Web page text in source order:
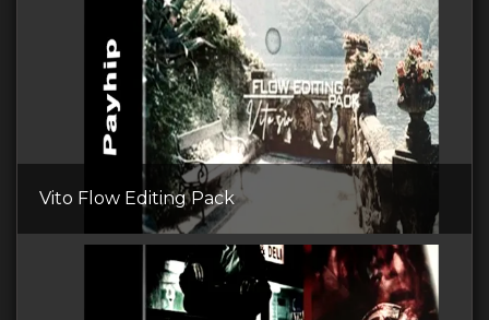
Vito Flow Editing Pack